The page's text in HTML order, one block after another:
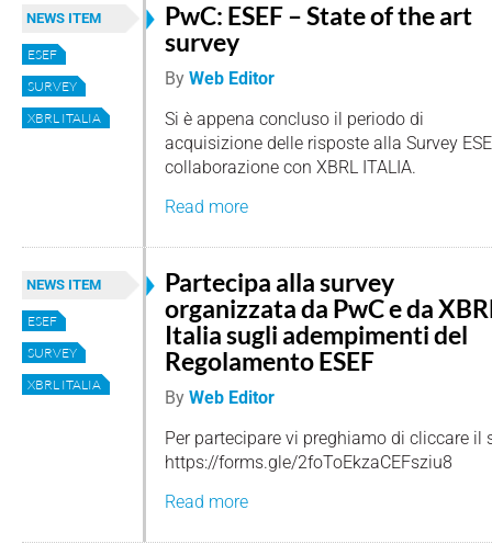
NEWS ITEM
ESEF
SURVEY
XBRL ITALIA
PwC: ESEF – State of the art
survey
By Web Editor
Si è appena concluso il periodo di
acquisizione delle risposte alla Survey
collaborazione con XBRL ITALIA.
Read more
NEWS ITEM
ESEF
SURVEY
XBRL ITALIA
Partecipa alla survey
organizzata da PwC e da
Italia sugli adempimenti del
Regolamento ESEF
By Web Editor
Per partecipare vi preghiamo di cliccare il
https://forms.gle/2foToEkzaCEFsziu8
Read more